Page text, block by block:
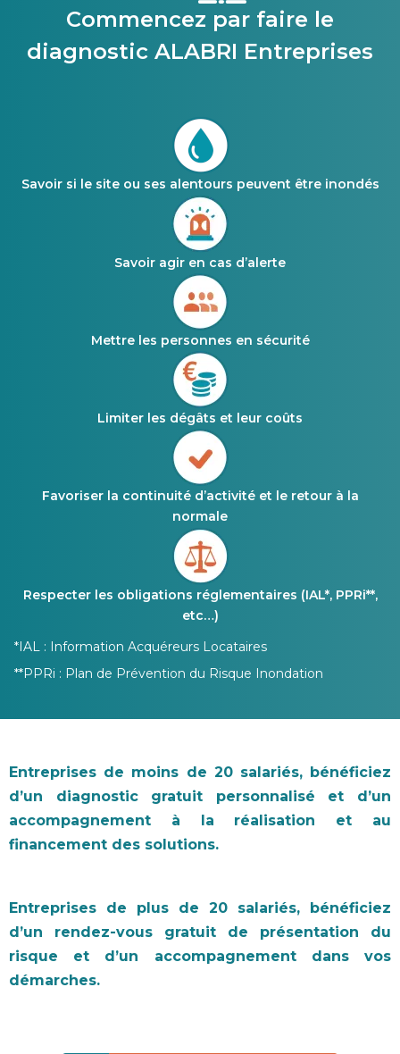
Commencez par faire le
diagnostic ALABRI Entreprises
Savoir si le site ou ses alentours peuvent être inondés
Savoir agir en cas d’alerte
Mettre les personnes en sécurité
Limiter les dégâts et leur coûts
Favoriser la continuité d’activité et le retour à la
normale
Respecter les obligations réglementaires (IAL*, PPRi**,
etc…)
*IAL : Information Acquéreurs Locataires
**PPRi : Plan de Prévention du Risque Inondation
Entreprises de moins de 20 salariés, bénéficiez
d’un diagnostic gratuit personnalisé et d’un
accompagnement à la réalisation et au
financement des solutions.
Entreprises de plus de 20 salariés, bénéficiez
d’un rendez-vous gratuit de présentation du
risque et d’un accompagnement dans vos
démarches.